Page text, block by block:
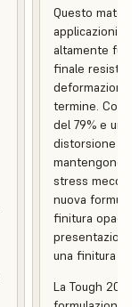
Questo
applicazioni
altamente
finale
deformazione
termine. Con
del 79% e una
distorsione
mantengono
stress
nuova
finitura opaca,
presentazione
una finitura
La Tough 2000